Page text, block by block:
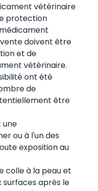
vétérinaire
protection
doivent être
et de
vétérinaire.
ont été
de
être
une
ou à l'un des
exposition au
colle à la peau et
après le